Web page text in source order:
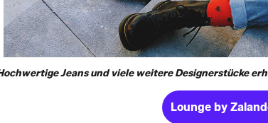
Jeans und viele weitere Designerstücke
Lounge by